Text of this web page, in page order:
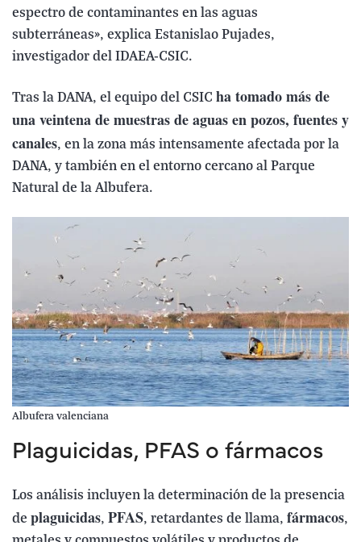
espectro de contaminantes en las aguas
subterráneas», explica Estanislao Pujades,
investigador del IDAEA-CSIC.
Tras la DANA, el equipo del CSIC ha tomado más de
una veintena de muestras de aguas en pozos, fuentes y
canales, en la zona más intensamente afectada por la
DANA, y también en el entorno cercano al Parque
Natural de la Albufera.
Albufera valenciana
Plaguicidas, PFAS o fármacos
Los análisis incluyen la determinación de la presencia
de plaguicidas, PFAS, retardantes de llama, fármacos,